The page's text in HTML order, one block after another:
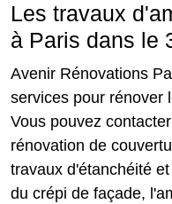
Les travaux
à Paris dans le
Avenir Rénovations
services pour rénover
Vous pouvez
rénovation de
travaux d'étanchéité
du crépi de façade,